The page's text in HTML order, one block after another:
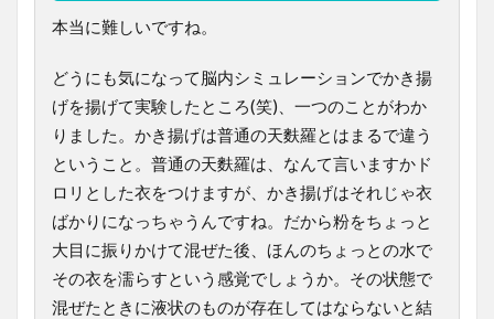
本当に難しいですね。
どうにも気になって脳内シミュレーションでかき揚
げを揚げて実験したところ(笑)、一つのことがわか
りました。かき揚げは普通の天麩羅とはまるで違う
ということ。普通の天麩羅は、なんて言いますかド
ロリとした衣をつけますが、かき揚げはそれじゃ衣
ばかりになっちゃうんですね。だから粉をちょっと
大目に振りかけて混ぜた後、ほんのちょっとの水で
その衣を濡らすという感覚でしょうか。その状態で
混ぜたときに液状のものが存在してはならないと結